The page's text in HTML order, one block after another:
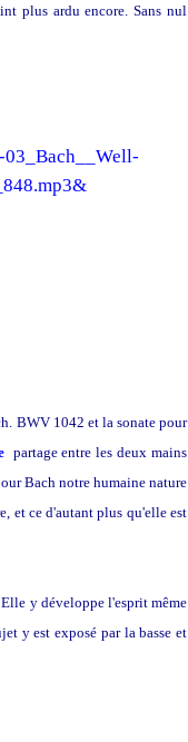
plus ardu encore. Sans nul
BWV 1042 et la sonate pour
partage entre les deux mains
Bach notre humaine nature
et ce d'autant plus qu'elle est
y développe l'esprit même
y est exposé par la basse et